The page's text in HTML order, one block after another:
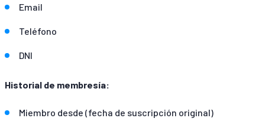
Email
Teléfono
DNI
Historial de membresía:
Miembro desde (fecha de suscripción original)